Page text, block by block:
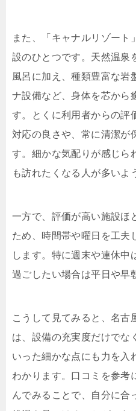
また、「キャナルリゾート
設のひとつです。天然温泉
風呂に加え、種類豊富な岩
ナ設備など、身体を芯から
す。とくに利用者からの評
対応の良さや、常に清潔が
す。細かな気配りが感じら
も訪れたくなる人が多いよ
一方で、評価が高い施設ほ
ため、時間帯や曜日を工夫
します。特に週末や連休中
過ごしたい場合は平日や早
こうして見てみると、名古
は、設備の充実度だけでな
いった細かな点にも力を入
わかります。口コミを参考
んでみることで、自分に合